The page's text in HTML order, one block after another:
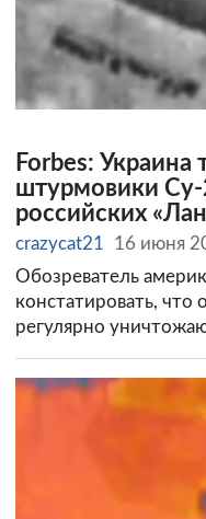
Forbes: Украина
штурмовики
российских
crazycat21
16 июня
Обозреватель
констатировать,
регулярно